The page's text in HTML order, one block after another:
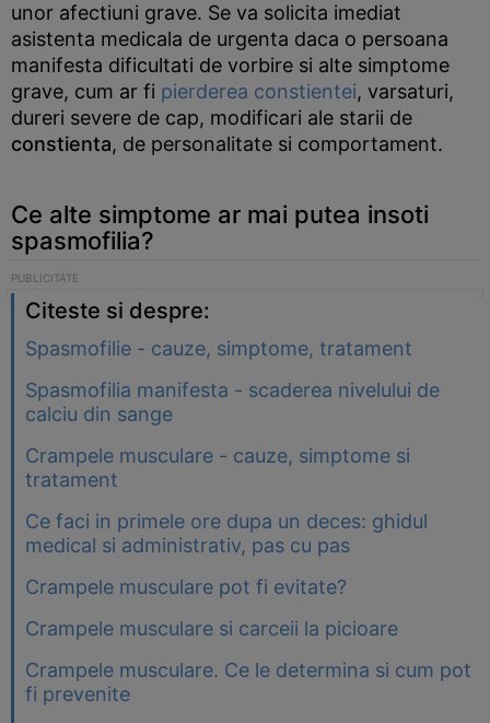
unor afectiuni grave. Se va solicita imediat
asistenta medicala de urgenta daca o persoana
manifesta dificultati de vorbire si alte simptome
grave, cum ar fi pierderea constientei, varsaturi,
dureri severe de cap, modificari ale starii de
constienta, de personalitate si comportament.
Ce alte simptome ar mai putea insoti
spasmofilia?
Citeste si despre:
Spasmofilie - cauze, simptome, tratament
Spasmofilia manifesta - scaderea nivelului de
calciu din sange
Crampele musculare - cauze, simptome si
tratament
Ce faci in primele ore dupa un deces: ghidul
medical si administrativ, pas cu pas
Crampele musculare pot fi evitate?
Crampele musculare si carceii la picioare
Crampele musculare. Ce le determina si cum pot
fi prevenite